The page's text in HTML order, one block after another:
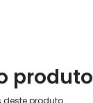
produto